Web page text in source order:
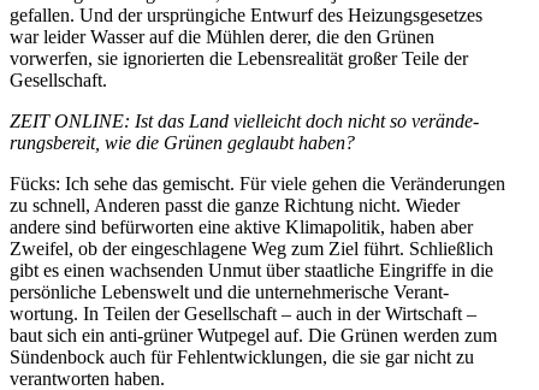
gefallen. Und derursprün­giche Entwurf des Heizungs­ge­setzes
war leider Wasser auf die Mühlen derer, die den Grünen
vorwerfen, sie ignorierten die Lebens­rea­lität großer Teile der
Gesellschaft.
ZEIT ONLINE: Ist das Land vielleicht doch nicht so verän­de­
rungs­bereit, wie die Grünen geglaubt haben?
Fücks: Ich sehe das gemischt. Für viele gehen die Verän­de­rungen
zu schnell, Anderen passt die ganze Richtung nicht. Wieder
andere sind befür­worten eine aktive Klima­po­litik, haben aber
Zweifel, ob der einge­schlagene Weg zum Ziel führt. Schließlich
gibt es einen wachsenden Unmut über staat­liche Eingriffe in die
persön­liche Lebenswelt und die unter­neh­me­rische Verant­
wortung. In Teilen der Gesell­schaft – auch in der Wirtschaft –
baut sich ein anti-grünerWutpegel auf. Die Grünen werden zum
Sündenbock auch für Fehlent­wick­lungen, die sie gar nicht zu
verant­worten haben.